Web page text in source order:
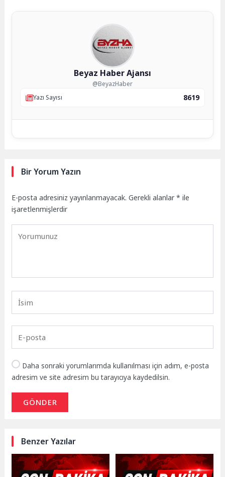
Beyaz Haber Ajansı
@BeyazHaber
Yazı Sayısı
8619
Bir Yorum Yazın
E-posta adresiniz yayınlanmayacak. Gerekli alanlar* ile
işaretlenmişlerdir
Daha sonraki yorumlarımda kullanılması için adım, e-posta
adresim ve site adresim bu tarayıcıya kaydedilsin.
GÖNDER
Benzer Yazılar